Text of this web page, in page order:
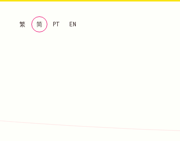
繁 简 PT EN